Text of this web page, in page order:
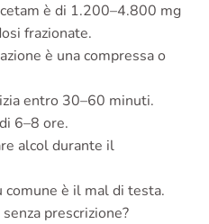
è di 1.200–4.800 mg
frazionate.
è una compressa o
entro 30–60 minuti.
6–8 ore.
alcol durante il
è il mal di testa.
prescrizione?